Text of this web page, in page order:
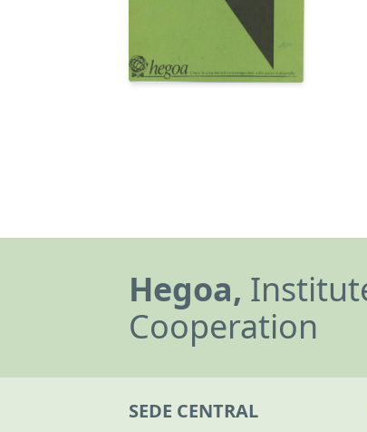
Hegoa,
Cooperation
SEDE CENTRAL